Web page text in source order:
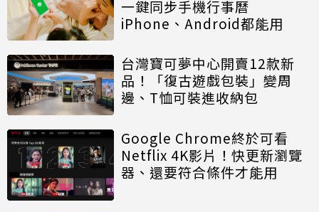
一鍵同步手機行事曆
iPhone、Android都能用
台灣寶可夢中心開賣12款新
品！「復古遊戲包裝」變周
邊、T恤可裝進收納包
Google Chrome終於可看
Netflix 4K影片！快更新瀏覽
器、還要符合條件才能用